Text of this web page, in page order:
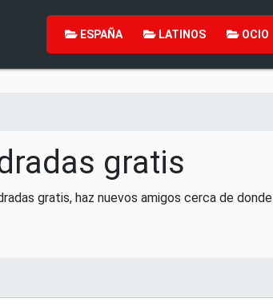
ESPAÑA LATINOS OCIO
gratis
gratis, haz nuevos amigos cerca de donde